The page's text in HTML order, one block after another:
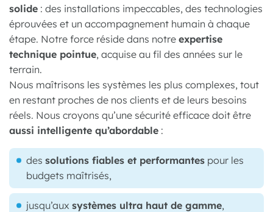
solide : des installations impeccables, des technologies
éprouvées et un accompagnement humain à chaque
étape. Notre force réside dans notre expertise
technique pointue, acquise au fil des années sur le
terrain.
Nous maîtrisons les systèmes les plus complexes, tout
en restant proches de nos clients et de leurs besoins
réels. Nous croyons qu’une sécurité efficace doit être
aussi intelligente qu’abordable :
des solutions fiables et performantes pour les
budgets maîtrisés,
jusqu’aux systèmes ultra haut de gamme,